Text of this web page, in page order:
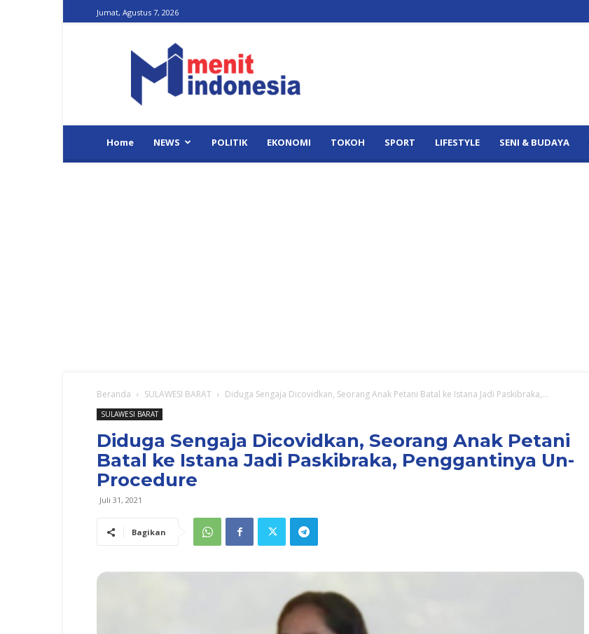
Jumat, Agustus 7, 2026
Indonesia
Home NEWS POLITIK EKONOMI TOKOH SPORT LIFESTYLE SENI & BUDAYA
Beranda SULAWESI BARAT Diduga Sengaja Dicovidkan, Seorang Anak Petani Batal ke Istana Jadi Paskibraka,...
SULAWESI BARAT
Diduga Sengaja Dicovidkan, Seorang Anak Petani
Batal ke Istana Jadi Paskibraka, Penggantinya Un-
Procedure
Juli 31, 2021
Bagikan